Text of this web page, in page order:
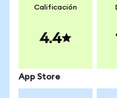
Calificación
4.4
App Store